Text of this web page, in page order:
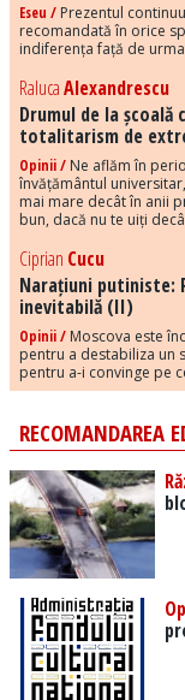
Eseu / Prezentul
recomandată în orice
indiferența față de
RalucaAlexandrescu
Drumul de la școală
totalitarism de
Opinii / Ne aflăm în
învățământul
mai mare decât în anii
bun, dacă nu te uiți
Ciprian Cucu
Narațiuni putiniste:
inevitabilă (II)
Opinii / Moscova este
pentru a destabiliza un
pentru a-i convinge pe
RECOMANDAREA